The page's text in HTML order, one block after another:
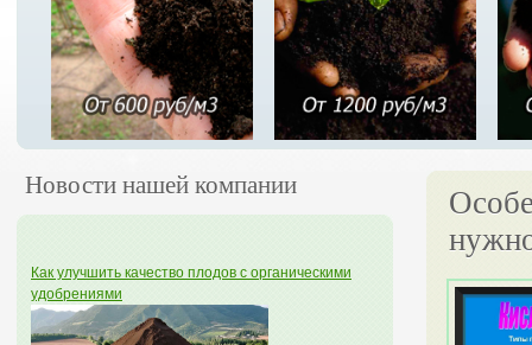
Новости нашей компании
Как улучшить качество плодов с органическими
удобрениями